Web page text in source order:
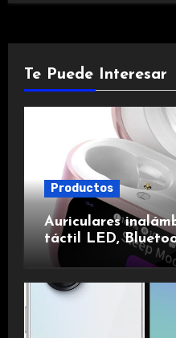
Te Puede Interesar
Productos
Auriculares
táctil LED,
de ruido,